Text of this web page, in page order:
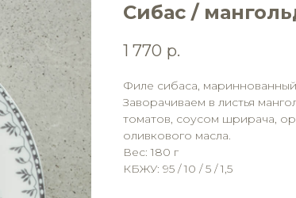
Сибас /
1 770 р.
Филе сибаса,
Заворачиваем в листья
томатов, соусом шрирача,
оливкового масла.
Вес: 180 г
КБЖУ: 95 / 10 / 5 / 1,5